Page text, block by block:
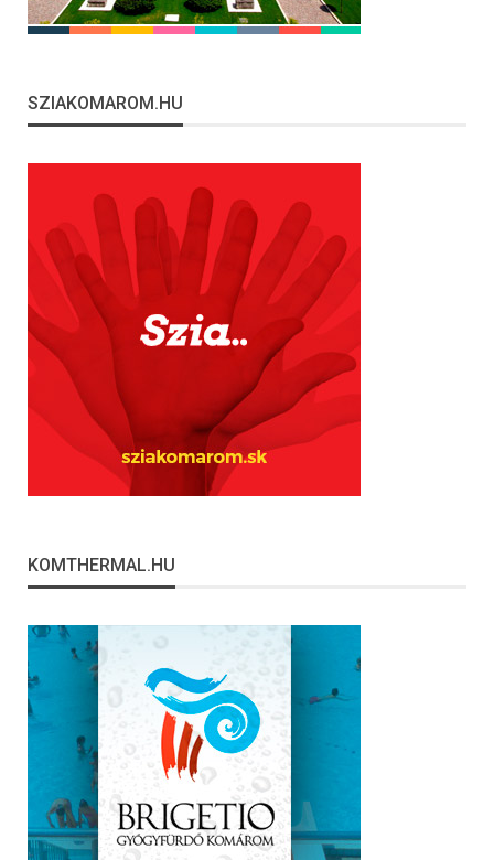
SZIAKOMAROM.HU
KOMTHERMAL.HU